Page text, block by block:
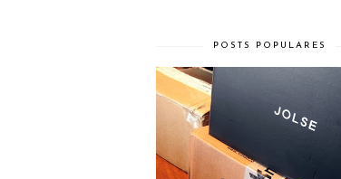
POSTS POPULARES